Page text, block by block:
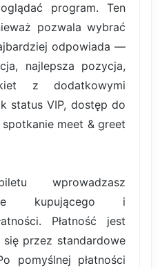
program. Ten
pozwala wybrać
odpowiada —
najlepsza pozycja,
z dodatkowymi
status VIP, dostęp do
meet & greet
wprowadzasz
kupującego i
Płatność jest
przez standardowe
pomyślnej płatności